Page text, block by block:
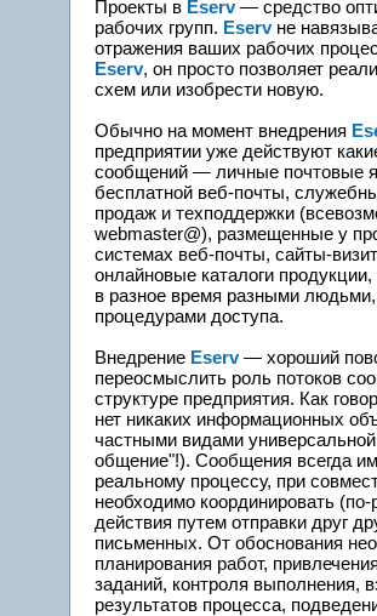
Проекты в Eserv— средство
рабочих групп. Eservне
отражения ваших рабочих
Eserv, он просто позволяет
схем или изобрести новую.
Обычно на момент внедрения
предприятии уже действуют
сообщений — личные почтовые
бесплатной веб-почты,
продаж и техподдержки
webmaster@), размещенные у
системах веб-почты, сайты-
онлайновые каталоги
в разное время разными
процедурами доступа.
Внедрение Eserv— хороший
переосмыслить роль потоков
структуре предприятия. Как
нет никаких информационных
частными видами
общение"!). Сообщения всегда
реальному процессу, при
необходимо координировать
действия путем отправки друг
письменных. От обоснования
планирования работ,
заданий, контроля выполнения,
результатов процесса,